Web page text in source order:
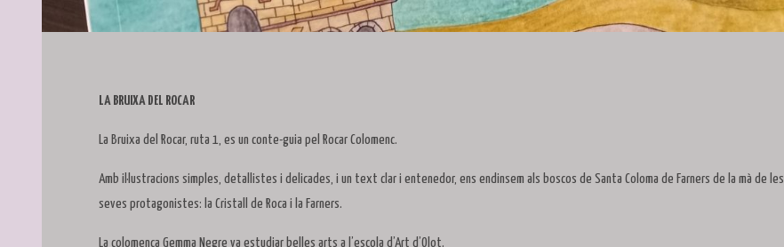
LA BRUIXA DEL ROCAR
La Bruixa del Rocar, ruta 1, es un conte-guia pel Rocar Colomenc.
Amb il·lustracions simples, detallistes i delicades, i un text clar i entenedor, ens endinsem als boscos de Santa Coloma de Farners de la mà de les
seves protagonistes: la Cristall de Roca i la Farners.
La colomenca Gemma Negre va estudiar belles arts a l’escola d’Art d’Olot.